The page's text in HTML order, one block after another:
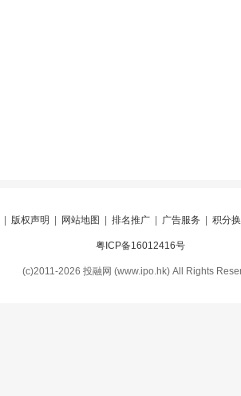
版权声明 网站地图 排名推广 广告服务 积分
粤ICP备16012416号
(c)2011-2026 投融网 (www.ipo.hk) All Rights